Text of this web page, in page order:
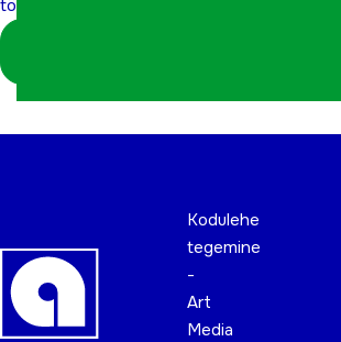
töötajatele
Kodulehe
tegemine
-
Art
Media